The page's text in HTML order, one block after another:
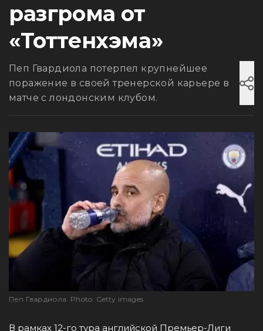
разгрома от
«Тоттенхэма»
Пеп Гвардиола потерпел крупнейшее
поражение в своей тренерской карьере в
матче с лондонским клубом.
Пеп Гвардиола. Photo: Getty images
В рамках 12-го тура английской Премьер-Лиги